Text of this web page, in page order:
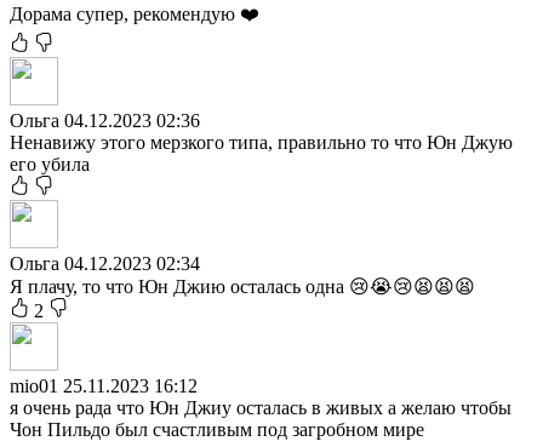
Дорама супер, рекомендую ❤️
Ольга 04.12.2023 02:36
Ненавижу этого мерзкого типа, правильно то что Юн Джую
его убила
Ольга 04.12.2023 02:34
Я плачу, то что Юн Джию осталась одна 😢😭😢😫😫😫
2
mio01 25.11.2023 16:12
я очень рада что Юн Джиу осталась в живых а желаю чтобы
Чон Пильдо был счастливым под загробном мире